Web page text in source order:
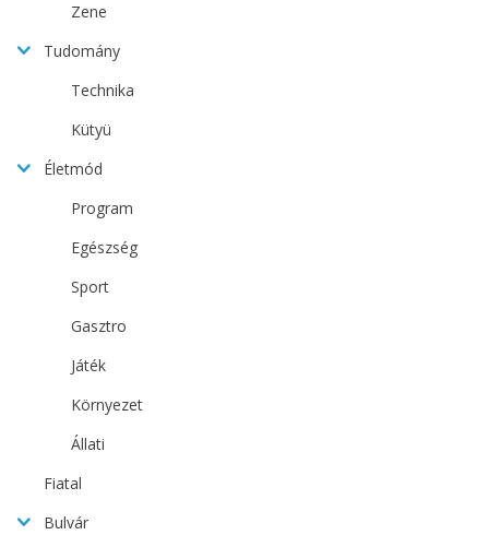
Zene
Tudomány
Technika
Kütyü
Életmód
Program
Egészség
Sport
Gasztro
Játék
Környezet
Állati
Fiatal
Bulvár